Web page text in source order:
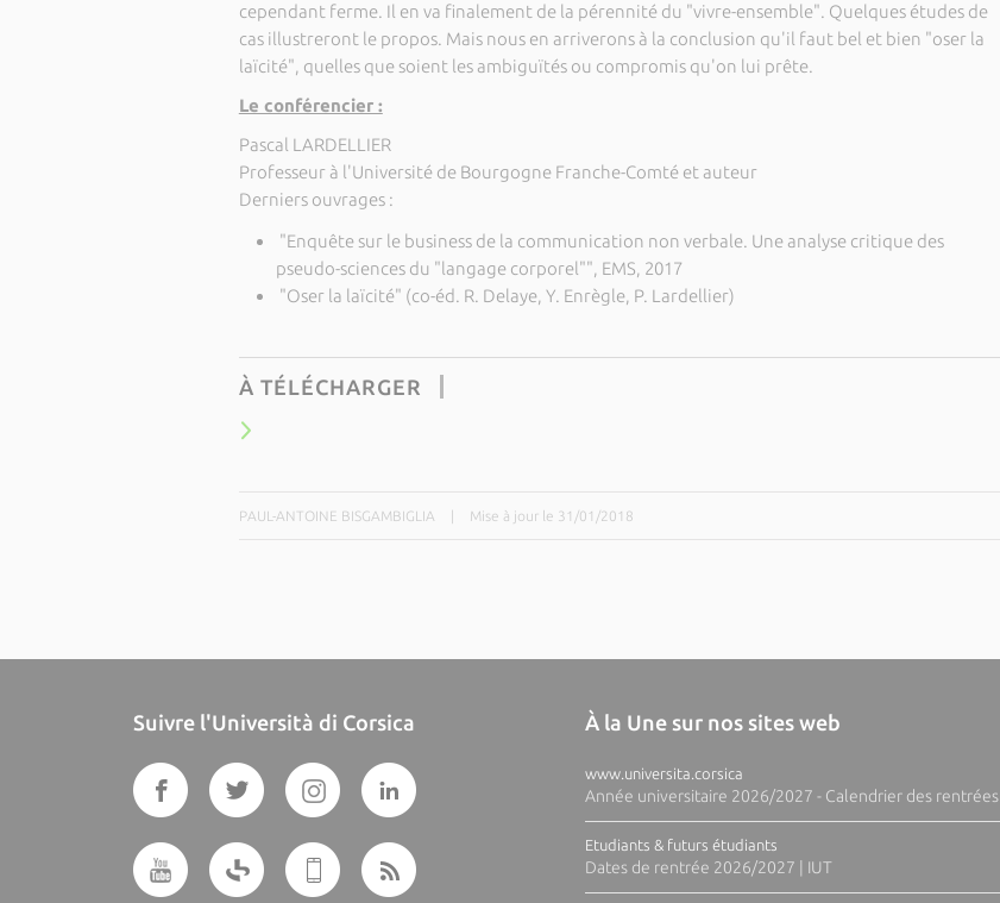
cependant ferme. Il en va finalement de la pérennité du "vivre-ensemble". Quelques études de
cas illustreront le propos. Mais nous en arriverons à la conclusion qu'il faut bel et bien "oser la
laïcité", quelles que soient les ambiguïtés ou compromis qu'on lui prête.
Le conférencier :
Pascal LARDELLIER
Professeur à l'Université de Bourgogne Franche-Comté et auteur
Derniers ouvrages :
"Enquête sur le business de la communication non verbale. Une analyse critique des
pseudo-sciences du "langage corporel"", EMS, 2017
"Oser la laïcité" (co-éd. R. Delaye, Y. Enrègle, P. Lardellier)
À TÉLÉCHARGER
PAUL-ANTOINE BISGAMBIGLIA Mise à jour le 31/01/2018
Suivre l'Università di Corsica À la Une sur nos sites web
www.universita.corsica
Année universitaire 2026/2027 - Calendrier des rentrées
Etudiants & futurs étudiants
Dates de rentrée 2026/2027 | IUT